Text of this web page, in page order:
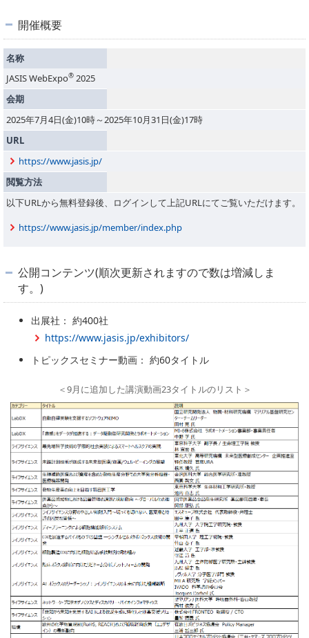
開催概要
名称
JASIS WebExpo® 2025
会期
2025年7月4日(金)10時～2025年10月31日(金)17時
URL
https://www.jasis.jp/
閲覧方法
以下URLから無料登録後、ログインして上記URLにてご覧いただけます。
https://www.jasis.jp/member/index.php
公開コンテンツ(順次更新されますので数は増減しま
す。)
出展社： 約400社
https://www.jasis.jp/exhibitors/
トピックスセミナー動画： 約60タイトル
＜9月に追加した講演動画23タイトルのリスト＞